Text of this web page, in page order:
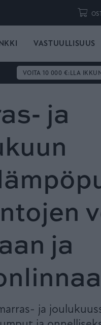
VASTUULLISUUS
VOITA 10 000 €:LLA
ja
ja
ja